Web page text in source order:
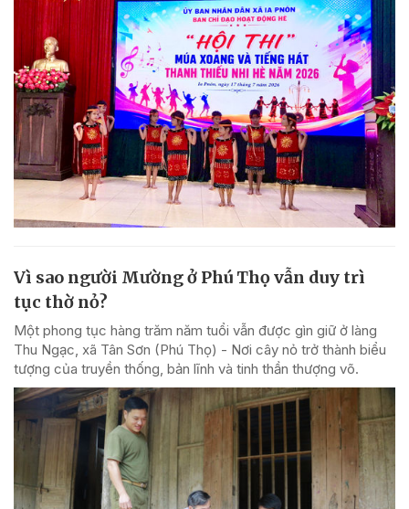
Vì sao người Mường ở Phú Thọ vẫn duy trì
tục thờ nỏ?
Một phong tục hàng trăm năm tuổi vẫn được gìn giữ ở làng
Thu Ngạc, xã Tân Sơn (Phú Thọ) - Nơi cây nỏ trở thành biểu
tượng của truyền thống, bản lĩnh và tinh thần thượng võ.